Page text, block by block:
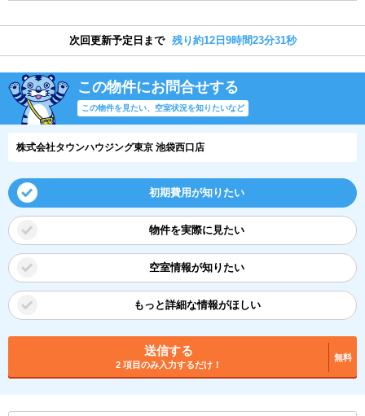
次回更新予定日まで 残り約12日9時間23分30秒
この物件にお問合せする
この物件を見たい、空室状況を知りたいなど
株式会社タウンハウジング東京 池袋西口店
初期費用が知りたい
物件を実際に見たい
空室情報が知りたい
もっと詳細な情報がほしい
送信する
2 項目のみ入力するだけ！
無料